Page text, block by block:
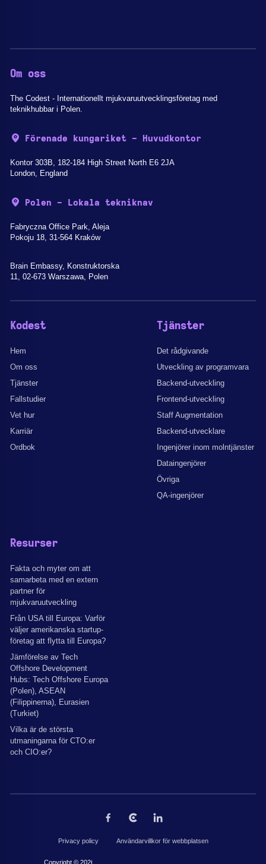
Om oss
The Codest - Internationellt mjukvaruutvecklingsföretag med
teknikhubbar i Polen.
Förenade kungariket - Huvudkontor
Kontor 303B, 182-184 High Street North E6 2JA
London, England
Polen - Lokala tekniknav
Fabryczna Office Park, Aleja
Pokoju 18, 31-564 Kraków
Brain Embassy, Konstruktorska
11, 02-673 Warszawa, Polen
Kodest
Hem
Om oss
Tjänster
Fallstudier
Vet hur
Karriär
Ordbok
Tjänster
Det rådgivande
Utveckling av programvara
Backend-utveckling
Frontend-utveckling
Staff Augmentation
Backend-utvecklare
Ingenjörer inom molntjänster
Dataingenjörer
Övriga
QA-ingenjörer
Resurser
Fakta och myter om att
samarbeta med en extern
partner för
mjukvaruutveckling
Från USA till Europa: Varför
väljer amerikanska startup-
företag att flytta till Europa?
Jämförelse av Tech
Offshore Development
Hubs: Tech Offshore Europa
(Polen), ASEAN
(Filippinerna), Eurasien
(Turkiet)
Vilka är de största
utmaningarna för CTO:er
och CIO:er?
Privacy policy Användarvillkor för webbplatsen
Copyright © 2026 av The Codest. Alla rättigheter reserverade.